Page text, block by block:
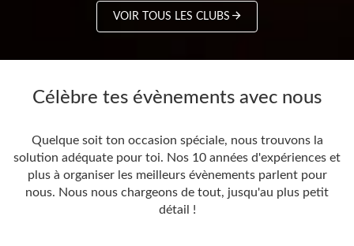
VOIR TOUS LES CLUBS
Célèbre tes évènements avec nous
Quelque soit ton occasion spéciale, nous trouvons la
solution adéquate pour toi. Nos 10 années d'expériences et
plus à organiser les meilleurs évènements parlent pour
nous. Nous nous chargeons de tout, jusqu'au plus petit
détail !